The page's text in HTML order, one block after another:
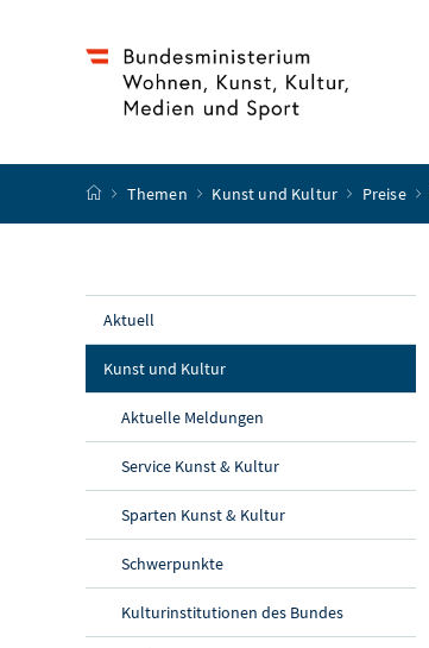
Startseite
Themen Kunst und Kultur Preise
Aktuell
Kunst und Kultur
Aktuelle Meldungen
Service Kunst & Kultur
Sparten Kunst & Kultur
Schwerpunkte
Kulturinstitutionen des Bundes